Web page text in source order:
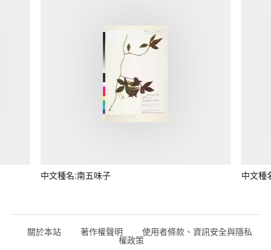
中文種名:南五味子 中文種
關於本站 著作權聲明 使用者條款、資訊安全與隱私
權政策